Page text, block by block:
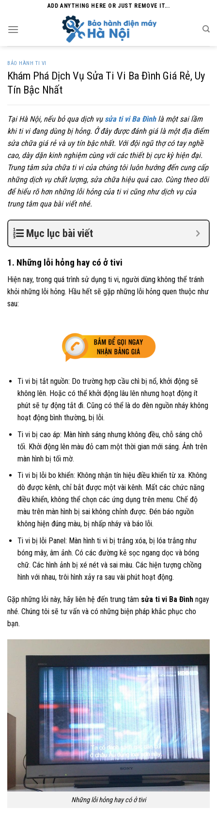
content
ADD ANYTHING HERE OR JUST REMOVE IT...
BẢO HÀNH TI VI
Khám Phá Dịch Vụ Sửa Ti Vi Ba Đình Giá Rẻ, Uy
Tín Bậc Nhất
Tại Hà Nội, nếu bỏ qua dịch vụ sửa ti vi Ba Đìnhlà một sai lầm
khi ti vi đang dùng bị hỏng. Ở đây được đánh giá là một địa điểm
sửa chữa giá rẻ và uy tín bậc nhất. Với đội ngũ thợ có tay nghề
cao, dày dặn kinh nghiệm cùng với các thiết bị cực kỳ hiện đại.
Trung tâm sửa chữa ti vi của chúng tôi luôn hướng đến cung cấp
những dịch vụ chất lượng, sửa chữa hiệu quả cao. Cùng theo dõi
để hiểu rõ hơn những lỗi hỏng của ti vi cũng như dịch vụ của
trung tâm qua bài viết nhé.
Mục lục bài viết
1. Những lỗi hỏng hay có ở tivi
Hiện nay, trong quá trình sử dụng ti vi, người dùng không thể tránh
khỏi những lỗi hỏng. Hầu hết sẽ gặp những lỗi hỏng quen thuộc như
sau:
Ti vi bị tắt nguồn: Do trường hợp cầu chì bị nổ, khởi động sẽ
không lên. Hoặc có thể khởi động lâu lên nhưng hoạt động ít
phút sẽ tự động tắt đi. Cũng có thể là do đèn nguồn nháy không
hoạt động bình thường, bị lỗi.
Ti vi bị cao áp: Màn hình sáng nhưng không đều, chỗ sáng chỗ
tối. Khởi động lên màu đỏ cam một thời gian mới sáng. Ảnh trên
màn hình bị tối mờ.
Ti vi bị lỗi bo khiển: Không nhận tín hiệu điều khiển từ xa. Không
dò được kênh, chỉ bắt được một vài kênh. Mất các chức năng
điều khiển, không thể chọn các ứng dụng trên menu. Chế độ
màu trên màn hình bị sai không chỉnh được. Đén báo nguồn
không hiện đúng màu, bị nhấp nháy và báo lỗi.
Ti vi bị lỗi Panel: Màn hình ti vi bị trắng xóa, bị lóa trắng như
bóng mây, âm ảnh. Có các đường kẻ sọc ngang dọc và bóng
chữ. Các hình ảnh bị xé nét và sai màu. Các hiện tượng chồng
hình với nhau, trôi hình xảy ra sau vài phút hoạt động.
Gặp những lỗi này, hãy liên hệ đến trung tâm sửa ti vi Ba Đình ngay
nhé. Chúng tôi sẽ tư vấn và có những biện pháp khắc phục cho
bạn.
Những lỗi hỏng hay có ở tivi